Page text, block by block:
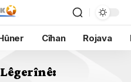
Cîhan Rojava